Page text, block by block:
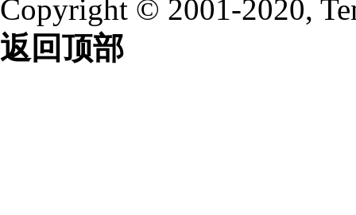
Copyright © 2001-2020,
返回顶部